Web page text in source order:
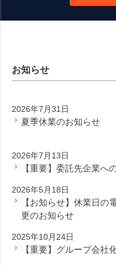
お知らせ
2026年7月31日
夏季休業のお知らせ
2026年7月13日
【重要】委託先企業へ
2026年5月18日
【お知らせ】休業日の
更のお知らせ
2025年10月24日
【重要】グループ会社